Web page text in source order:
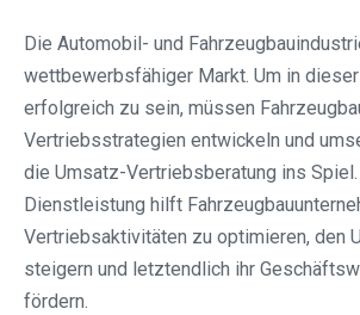
Die Automobil- und
wettbewerbsfähiger Markt. Um in dieser
erfolgreich zu sein, müssen
Vertriebsstrategien entwickeln und
die Umsatz-Vertriebsberatung ins
Dienstleistung hilft
Vertriebsaktivitäten zu optimieren, den
steigern und letztendlich ihr
fördern.